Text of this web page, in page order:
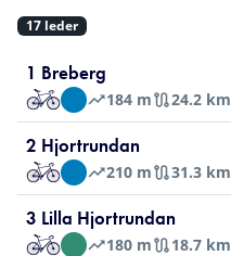
17 leder
1 Breberg
184 m 24.2 km
2 Hjortrundan
210 m 31.3 km
3 Lilla Hjortrundan
180 m 18.7 km